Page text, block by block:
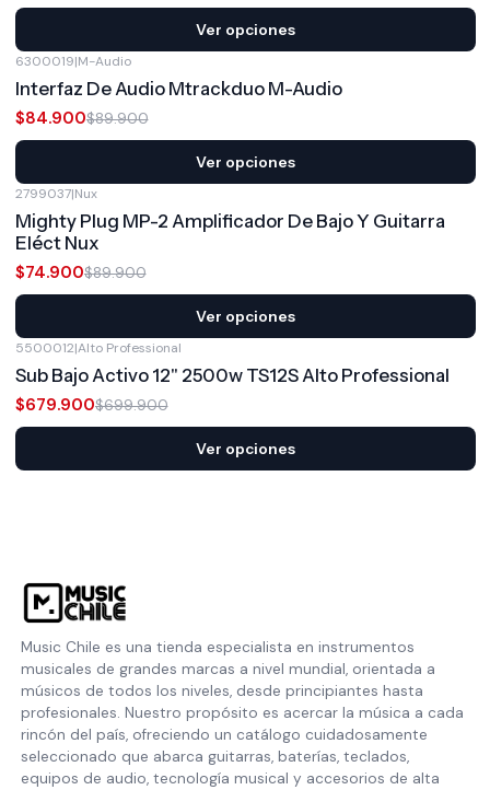
Ver opciones
6300019|M-Audio
Interfaz De Audio Mtrackduo M-Audio
$84.900$89.900
Ver opciones
2799037|Nux
Mighty Plug MP-2 Amplificador De Bajo Y Guitarra
Eléct Nux
$74.900$89.900
Ver opciones
5500012|Alto Professional
Sub Bajo Activo 12" 2500w TS12S Alto Professional
$679.900$699.900
Ver opciones
Music Chile es una tienda especialista en instrumentos
musicales de grandes marcas a nivel mundial, orientada a
músicos de todos los niveles, desde principiantes hasta
profesionales. Nuestro propósito es acercar la música a cada
rincón del país, ofreciendo un catálogo cuidadosamente
seleccionado que abarca guitarras, baterías, teclados,
equipos de audio, tecnología musical y accesorios de alta